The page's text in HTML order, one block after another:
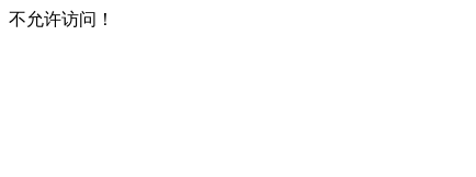
不允许访问！